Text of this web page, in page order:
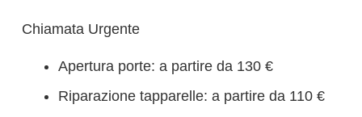
Chiamata Urgente
Apertura porte: a partire da 130 €
Riparazione tapparelle: a partire da 110 €